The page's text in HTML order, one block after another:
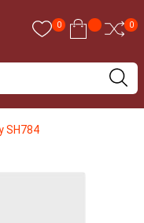
0 0
SH784